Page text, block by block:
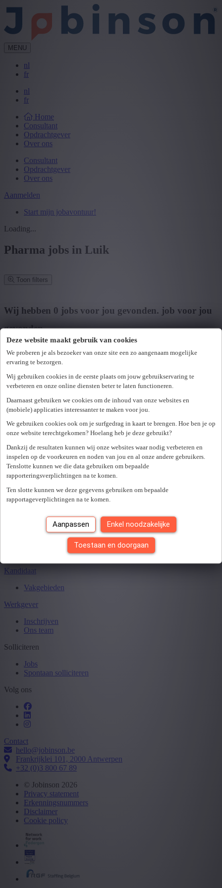
Deze website maakt gebruik van cookies
We proberen je als bezoeker van onze site een zo aangenaam mogelijke
ervaring te bezorgen.
Wij gebruiken cookies in de eerste plaats om jouw gebruikservaring te
verbeteren en onze online diensten beter te laten functioneren.
Daarnaast gebruiken we cookies om de inhoud van onze websites en
(mobiele) applicaties interessanter te maken voor jou.
We gebruiken cookies ook om je surfgedrag in kaart te brengen. Hoe ben je op
onze website terechtgekomen? Hoelang heb je deze gebruikt?
Dankzij de resultaten kunnen wij onze websites waar nodig verbeteren en
inspelen op de voorkeuren en noden van jou en al onze andere gebruikers.
Tenslotte kunnen we die data gebruiken om bepaalde
rapporteringsverplichtingen na te komen.
Ten slotte kunnen we deze gegevens gebruiken om bepaalde
rapportageverplichtingen na te komen.
Aanpassen Enkel noodzakelijke
Toestaan en doorgaan
MENU
nl
fr
nl
fr
Home
Consultant
Opdrachtgever
Over ons
Consultant
Opdrachtgever
Over ons
Aanmelden
Start mijn jobavontuur!
Loading...
Pharma jobs in Luik
Toon filters
Zoek op functie, jobtitel, bedrijf,...
Postcode of gemeente
Zoek vacatures
Mijn gekozen filters
Wis alle filters
Wij hebben 0 jobs voor jou gevonden. job voor jou
gevonden
Opnieuw aanmelden.
Er is een fout opgetreden. Gelieve later opnieuw te proberen.
Sluiten
Je hebt0van0jobs gezien.
Kandidaat
Vakgebieden
Werkgever
Inschrijven
Ons team
Solliciteren
Jobs
Spontaan solliciteren
Volg ons
Contact
hello@jobinson.be
Frankrijklei 101, 2000 Antwerpen
+32 (0)3 800 67 89
© Jobinson 2026
Privacy statement
Erkenningsnummers
Disclaimer
Cookie policy